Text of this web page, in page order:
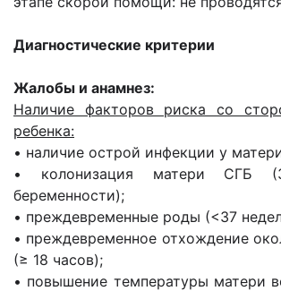
Диагностические критерии
Жалобы и анамнез:
Наличие факторов риска со
ребенка:
• наличие острой инфекции у
• колонизация матери СГБ
беременности);
• преждевременные роды (<37
• преждевременное отхождение
(≥ 18 часов);
• повышение температуры матери